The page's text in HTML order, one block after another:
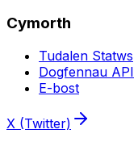
Cymorth
Tudalen Statws
Dogfennau API
E-bost
X (Twitter)